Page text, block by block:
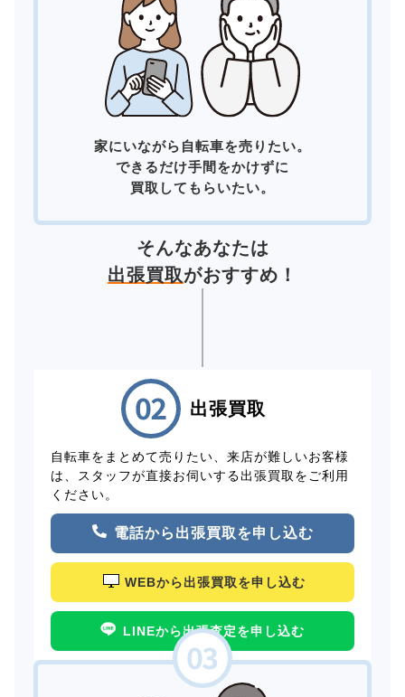
家にいながら自転車を売りたい。
できるだけ手間をかけずに
買取してもらいたい。
そんなあなたは
出張買取がおすすめ！
出張買取
自転車をまとめて売りたい、来店が難しいお客様
は、スタッフが直接お伺いする出張買取をご利用
ください。
電話から出張買取を申し込む
WEBから出張買取を申し込む
LINEから出張査定を申し込む